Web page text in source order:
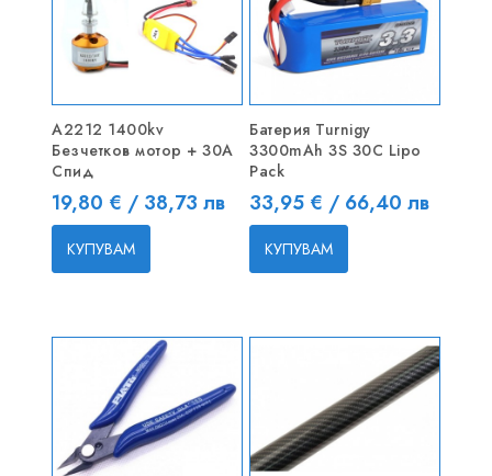
A2212 1400kv
Безчетков мотор + 30A
Спид
Цена
19,80 € / 38,73 лв
КУПУВАМ
Батерия Turnigy
3300mAh 3S 30C Lipo
Pack
Цена
33,95 € / 66,40 лв
КУПУВАМ